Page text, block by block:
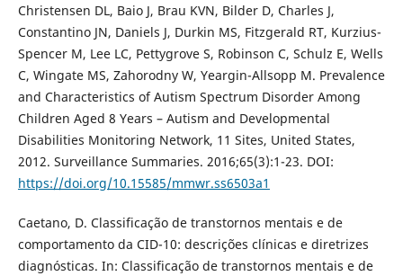
Christensen DL, Baio J, Brau KVN, Bilder D, Charles J,
Constantino JN, Daniels J, Durkin MS, Fitzgerald RT, Kurzius-
Spencer M, Lee LC, Pettygrove S, Robinson C, Schulz E, Wells
C, Wingate MS, Zahorodny W, Yeargin-Allsopp M. Prevalence
and Characteristics of Autism Spectrum Disorder Among
Children Aged 8 Years – Autism and Developmental
Disabilities Monitoring Network, 11 Sites, United States,
2012. Surveillance Summaries. 2016;65(3):1-23. DOI:
https://doi.org/10.15585/mmwr.ss6503a1
Caetano, D. Classificação de transtornos mentais e de
comportamento da CID-10: descrições clínicas e diretrizes
diagnósticas. In: Classificação de transtornos mentais e de